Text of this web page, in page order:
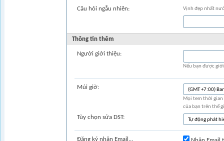
Câu hỏi ngẫu nhiên: Vịnh đẹp nhất
Thông tin thêm
Người giới thiệu:
Nếu bạn được
Múi giờ:
Mọi tem thời
của bạn trên thế
Tùy chọn sửa DST:
Đăng ký nhận Email...